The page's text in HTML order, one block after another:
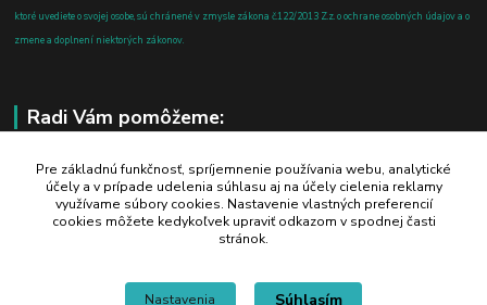
ktoré uvediete o svojej osobe, sú chránené v zmysle zákona č.122/2013 Z.z. o ochrane osobných údajov a o
zmene a doplnení niektorých zákonov.
Radi Vám pomôžeme:
+421 908 700 612
po-pia: 8.00 - 16.00
business@jtf.sk
Pre základnú funkčnosť, spríjemnenie používania webu, analytické
účely a v prípade udelenia súhlasu aj na účely cielenia reklamy
využívame súbory cookies. Nastavenie vlastných preferencií
cookies môžete kedykoľvek upraviť odkazom v spodnej časti
stránok.
Nastavenia Súhlasím